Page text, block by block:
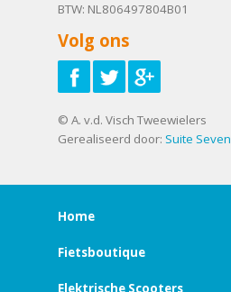
BTW: NL806497804B01
Volg ons
© A. v.d. Visch Tweewielers
Gerealiseerd door: Suite Seven
Home
Fietsboutique
Elektrische Scooters